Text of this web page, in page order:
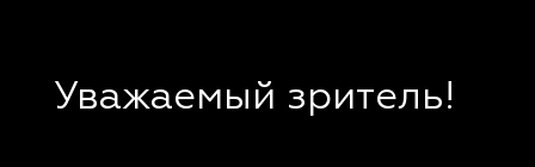
Уважаемый зритель!